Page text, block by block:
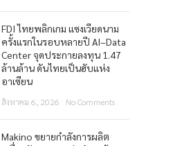
FDI ไทยพลิกเกม แซงเวียดนาม
ครั้งแรกในรอบหลายปี AI–Data
Center จุดประกายลงทุน 1.47
ล้านล้าน ดันไทยเป็นฮับแห่ง
อาเซียน
สิงหาคม 6, 2026 No Comments
Makino ขยายกำลังการผลิต